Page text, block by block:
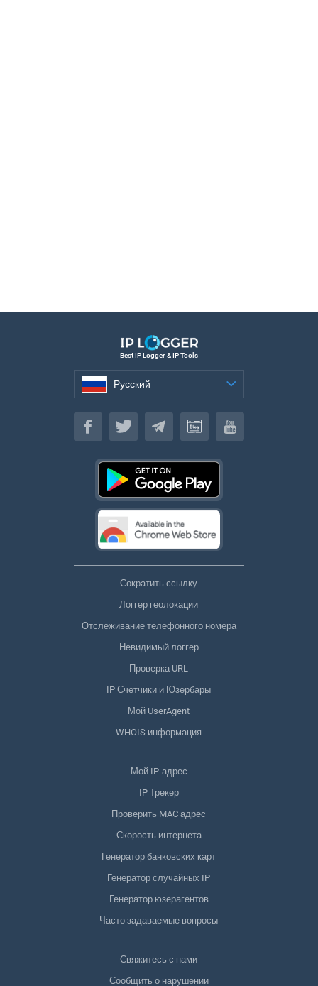
Best IP Logger & IP Tools
Русский
Русский
Сократить ссылку
Логгер геолокации
Отслеживание телефонного номера
Невидимый логгер
Проверка URL
IP Счетчики и Юзербары
Мой UserAgent
WHOIS информация
Мой IP-адрес
IP Трекер
Проверить MAC адрес
Скорость интернета
Генератор банковских карт
Генератор случайных IP
Генератор юзерагентов
Часто задаваемые вопросы
Свяжитесь с нами
Сообщить о нарушении